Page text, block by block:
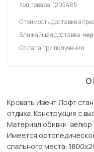
Код товара:1205485
Стоимость доставки в
Ближайшая доставка:
Оплата при получении
Кровать Ивент Лофт
отдыха. Конструкция с
Материал обивки: велюр
Имеется
спального места: